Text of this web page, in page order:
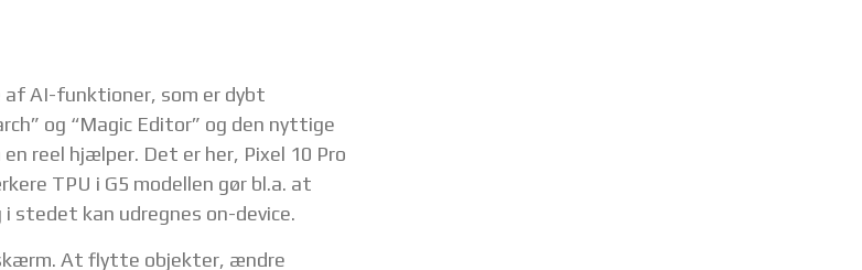
af AI-funktioner, som er dybt
og “Magic Editor” og den nyttige
reel hjælper. Det er her, Pixel 10 Pro
TPU i G5 modellen gør bl.a. at
stedet kan udregnes on-device.
At flytte objekter, ændre